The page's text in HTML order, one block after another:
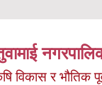
विकास र भौतिक